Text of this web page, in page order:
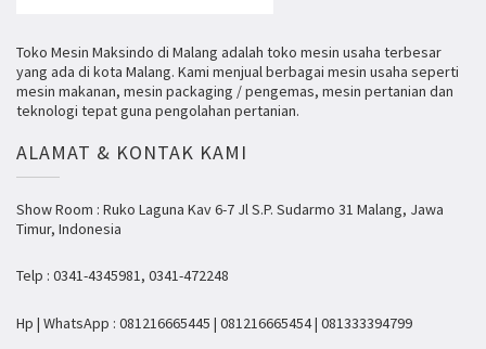
Toko Mesin Maksindo di Malang adalah toko mesin usaha terbesar
yang ada di kota Malang. Kami menjual berbagai mesin usaha seperti
mesin makanan, mesin packaging / pengemas, mesin pertanian dan
teknologi tepat guna pengolahan pertanian.
ALAMAT & KONTAK KAMI
Show Room : Ruko Laguna Kav 6-7 Jl S.P. Sudarmo 31 Malang, Jawa
Timur, Indonesia
Telp : 0341-4345981, 0341-472248
Hp | WhatsApp : 081216665445 | 081216665454 | 081333394799